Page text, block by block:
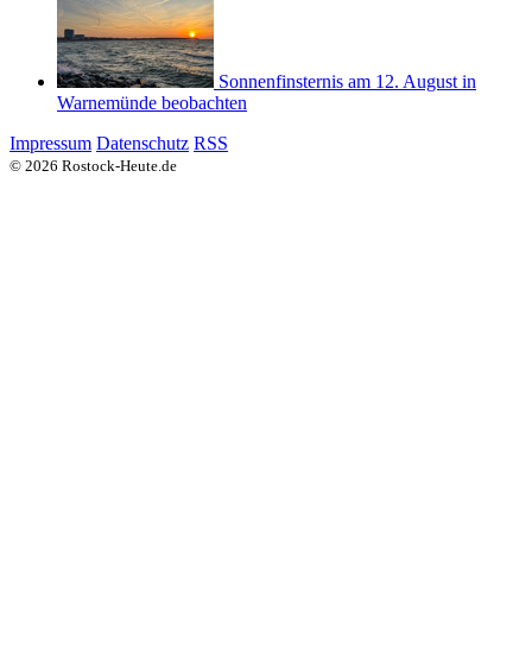
Sonnenfinsternis am 12. August in
Warnemünde beobachten
Impressum Datenschutz RSS
© 2026 Rostock-Heute.de